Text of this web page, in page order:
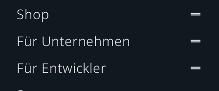
Shop
Für Unternehmen
Für Entwickler